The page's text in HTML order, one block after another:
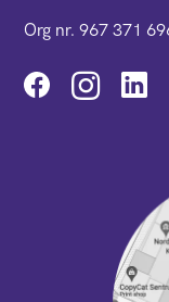
Org nr. 967 371